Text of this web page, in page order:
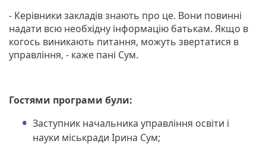
- Керівники закладів знають про це. Вони повинні
надати всю необхідну інформацію батькам. Якщо в
когось виникають питання, можуть звертатися в
управління, - каже пані Сум.
Гостями програми були:
Заступник начальника управління освіти і
науки міськради Ірина Сум;